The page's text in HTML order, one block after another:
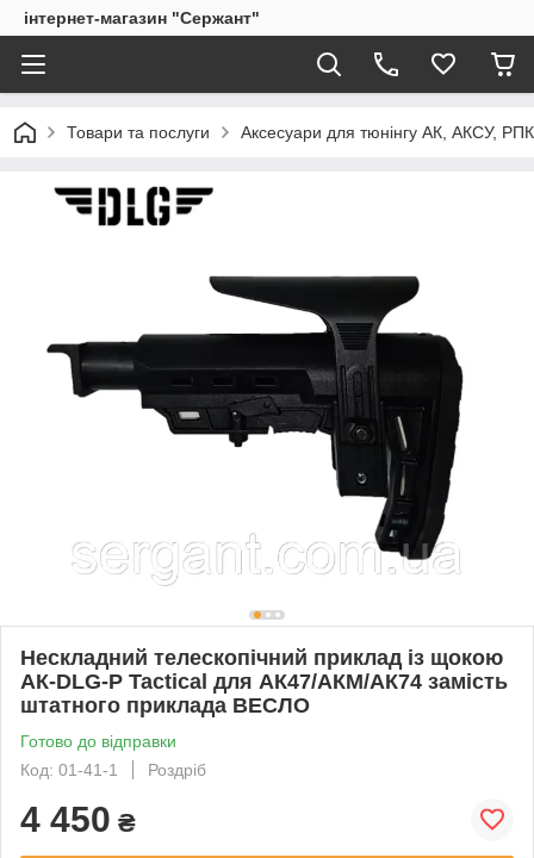
інтернет-магазин "Сержант"
Товари та послуги Аксесуари для тюнінгу АК, АКСУ,
Нескладний телескопічний приклад із щокою
АК-DLG-Р Tactical для АК47/АКМ/АК74 замість
штатного приклада ВЕСЛО
Готово до відправки
Код: 01-41-1
Роздріб
4 450 ₴